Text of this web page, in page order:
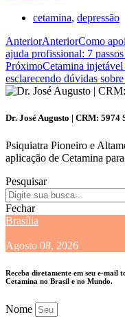
cetamina, depressão
AnteriorAnteriorComo
ajuda profissional: 7
PróximoCetamina injetável
esclarecendo dúvidas
Dr. José Augusto | CRM: 5974
Psiquiatra Pioneiro e
aplicação de Cetamina
Pesquisar
Fechar
Brasília
Agosto 08, 2026
Receba diretamente em seu e-mail
Cetamina no Brasil e no Mundo.
Nome